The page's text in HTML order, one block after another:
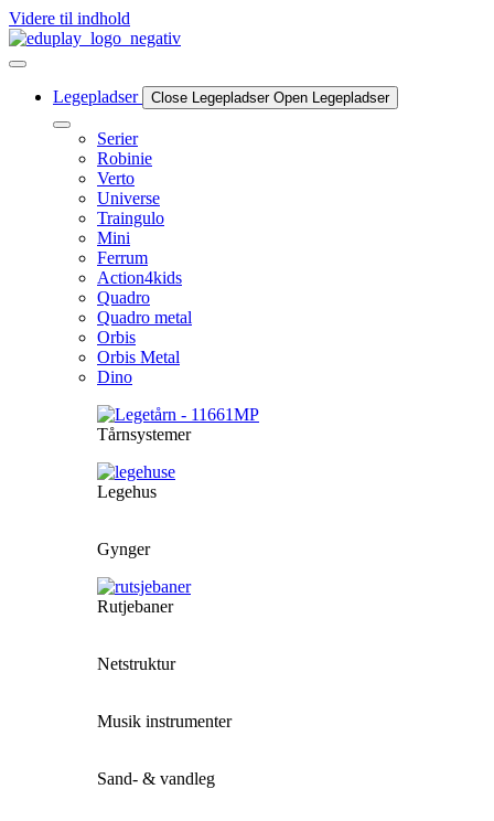
Videre til indhold
Legepladser Close Legepladser Open Legepladser
Serier
Robinie
Verto
Universe
Traingulo
Mini
Ferrum
Action4kids
Quadro
Quadro metal
Orbis
Orbis Metal
Dino
Tårnsystemer
Legehus
Gynger
Rutjebaner
Netstruktur
Musik instrumenter
Sand- & vandleg